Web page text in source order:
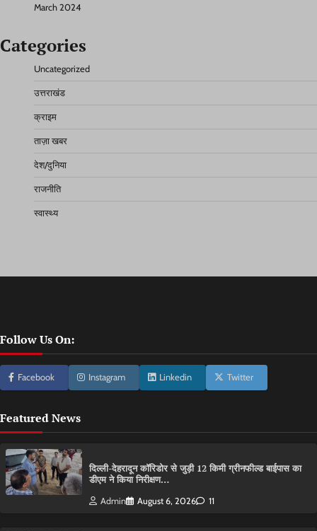
March 2024
Categories
Uncategorized
उत्तराखंड
क्राइम
ताज़ा खबर
देश/दुनिया
राजनीति
स्वास्थ्य
Follow Us On:
Facebook Instagram Linkedin Twitter
Featured News
दिल्ली-देहरादून कॉरिडोर से जुड़ी 12 किमी ग्रीनफील्ड बाईपास का
डीएम ने किया निरीक्षण…
Admin August 6, 2026 11